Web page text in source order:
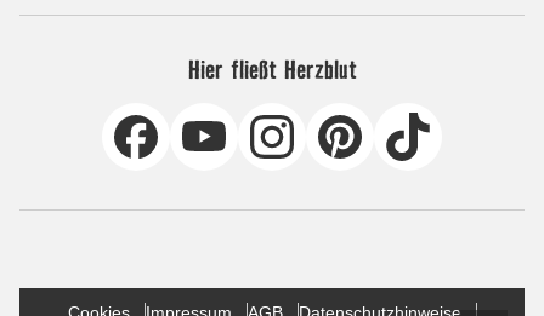
Hier fließt Herzblut